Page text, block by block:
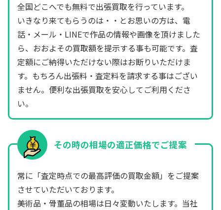
全国どこへでも無料で出張買取を行っています。
いきなり来てもらうのは・・とお思いの方は、電
話・メール・LINEで作品の情報や画像を頂けました
ら、おおよその買取額を提示する事も可能です。査
定額にご納得いただけない際はお断りいただけま
す。もちろん出張料・査定料を請求する事はござい
ません。便利な出張買取を安心してご利用くださ
い。
その時の相場の適正価格でご提案
常に「査定時点での最高評価の買取金額」をご提案
させていただいております。
美術品・骨董品の相場は日々変動いたします。当社